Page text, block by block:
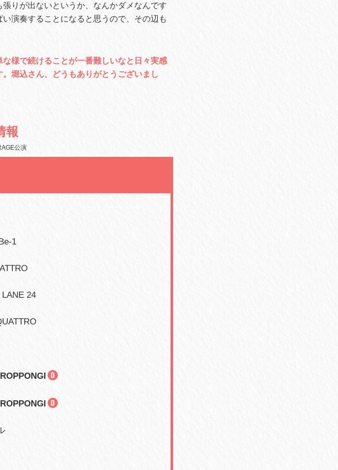
りが出ないというか、なんかダメなんです
演奏することになると思うので、その辺も
様で続けることが一番難しいなと日々実感
堀込さん、どうもありがとうございまし
報
公演
1
24